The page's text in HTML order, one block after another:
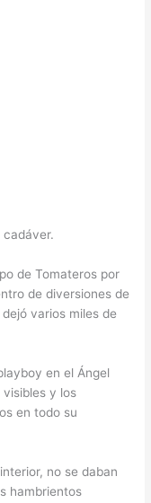
cadáver.
de Tomateros por
de diversiones de
varios miles de
en el Ángel
y los
en todo su
no se daban
hambrientos